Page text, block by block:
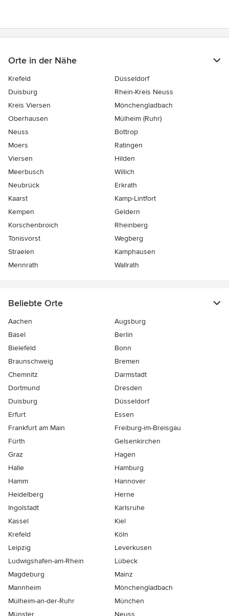
Orte in der Nähe
Krefeld
Düsseldorf
Duisburg
Rhein-Kreis Neuss
Kreis Viersen
Mönchengladbach
Oberhausen
Mülheim (Ruhr)
Neuss
Bottrop
Moers
Ratingen
Viersen
Hilden
Meerbusch
Willich
Neubrück
Erkrath
Kaarst
Kamp-Lintfort
Kempen
Geldern
Korschenbroich
Rheinberg
Tönisvorst
Wegberg
Straelen
Kamphausen
Mennrath
Wallrath
Beliebte Orte
Aachen
Augsburg
Basel
Berlin
Bielefeld
Bonn
Braunschweig
Bremen
Chemnitz
Darmstadt
Dortmund
Dresden
Duisburg
Düsseldorf
Erfurt
Essen
Frankfurt am Main
Freiburg-im-Breisgau
Fürth
Gelsenkirchen
Graz
Hagen
Halle
Hamburg
Hamm
Hannover
Heidelberg
Herne
Ingolstadt
Karlsruhe
Kassel
Kiel
Krefeld
Köln
Leipzig
Leverkusen
Ludwigshafen-am-Rhein
Lübeck
Magdeburg
Mainz
Mannheim
Mönchen­gladbach
Mülheim-an-der-Ruhr
München